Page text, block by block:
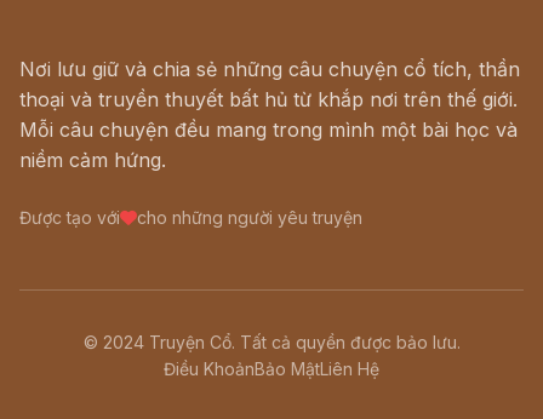
Nơi lưu giữ và chia sẻ những câu chuyện cổ tích, thần
thoại và truyền thuyết bất hủ từ khắp nơi trên thế giới.
Mỗi câu chuyện đều mang trong mình một bài học và
niềm cảm hứng.
Được tạo với cho những người yêu truyện
© 2024 Truyện Cổ. Tất cả quyền được bảo lưu.
Điều KhoảnBảo MậtLiên Hệ